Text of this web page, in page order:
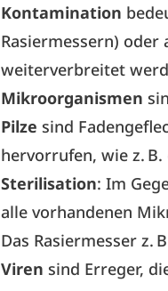
Kontamination
Rasiermessern)
weiterverbreitet
Mikroorganismen
Pilze sind
hervorrufen, wie z.
Sterilisation: Im
alle vorhandenen
Das Rasiermesser z.
Viren sind Erreger,